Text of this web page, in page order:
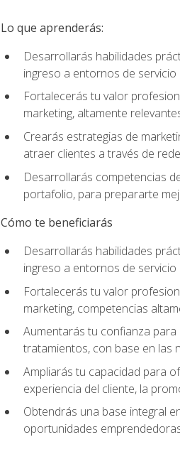
Lo que aprenderás:
Desarrollarás habilidades
ingreso a entornos de
Fortalecerás tu valor
marketing, altamente
Crearás estrategias de
atraer clientes a través de
Desarrollarás competencias
portafolio, para prepararte
Cómo te beneficiarás
Desarrollarás habilidades
ingreso a entornos de
Fortalecerás tu valor
marketing, competencias
Aumentarás tu confianza
tratamientos, con base en las
Ampliarás tu capacidad para
experiencia del cliente, la
Obtendrás una base integral
oportunidades